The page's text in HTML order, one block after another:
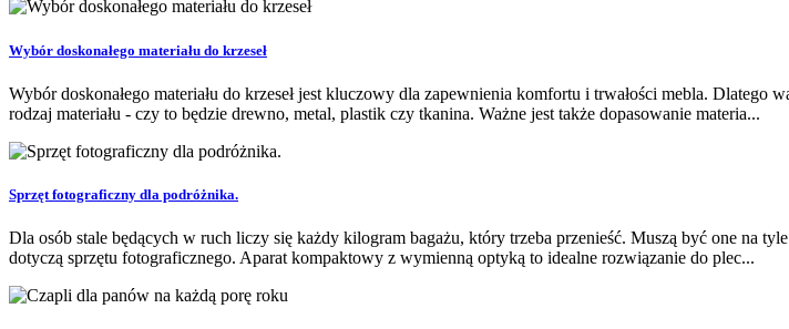
Wybór doskonałego materiału do krzeseł
Wybór doskonałego materiału do krzeseł jest kluczowy dla zapewnienia komfortu i trwałości mebla.
rodzaj materiału - czy to będzie drewno, metal, plastik czy tkanina. Ważne jest także dopasowanie materia...
Sprzęt fotograficzny dla podróżnika.
Dla osób stale będących w ruch liczy się każdy kilogram bagażu, który trzeba przenieść. Muszą być one na
dotyczą sprzętu fotograficznego. Aparat kompaktowy z wymienną optyką to idealne rozwiązanie do plec...